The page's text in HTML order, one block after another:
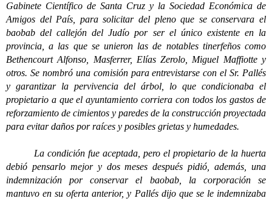
Gabinete Científico de Santa Cruz y la Sociedad Económica de
Amigos del País, para solicitar del pleno que se conservara el
baobab del callejón del Judío por ser el único existente en la
provincia, a las que se unieron las de notables tinerfeños como
Bethencourt Alfonso, Masferrer, Elías Zerolo, Miguel Maffiotte y
otros. Se nombró una comisión para entrevistarse con el Sr. Pallés
y garantizar la pervivencia del árbol, lo que condicionaba el
propietario a que el ayuntamiento corriera con todos los gastos de
reforzamiento de cimientos y paredes de la construcción proyectada
para evitar daños por raíces y posibles grietas y humedades.
La condición fue aceptada, pero el propietario de la huerta
debió pensarlo mejor y dos meses después pidió, además, una
indemnización por conservar el baobab, la corporación se
mantuvo en su oferta anterior, y Pallés dijo que se le indemnizaba